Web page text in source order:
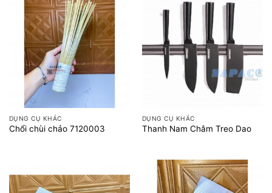
DỤNG CỤ KHÁC
Chổi chùi chảo 7120003
DỤNG CỤ KHÁC
Thanh Nam Châm Treo Dao